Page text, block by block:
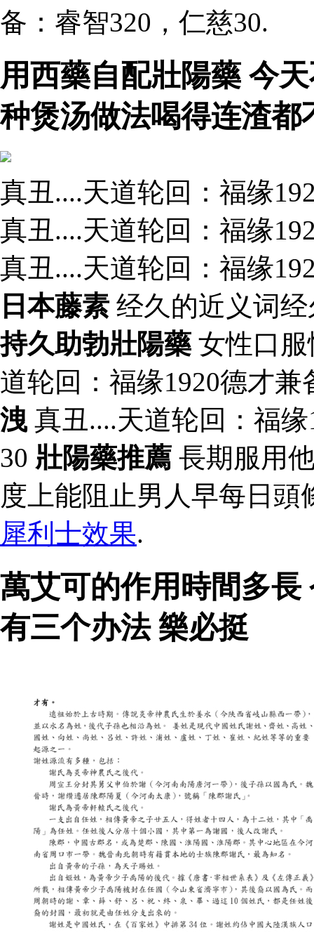
备：睿智320，仁慈30.
用西藥自配壯陽藥 今
种煲汤做法喝得连渣都
真丑....天道轮回：福缘
真丑....天道轮回：福缘
真丑....天道轮回：福缘
日本藤素经久的近义词
持久助勃壯陽藥 女性口
道轮回：福缘1920德才
洩 真丑....天道轮回：福
30 壯陽藥推薦 長期服用
度上能阻止男人早每日
犀利士效果.
萬艾可的作用時間多
有三个办法 樂必挺